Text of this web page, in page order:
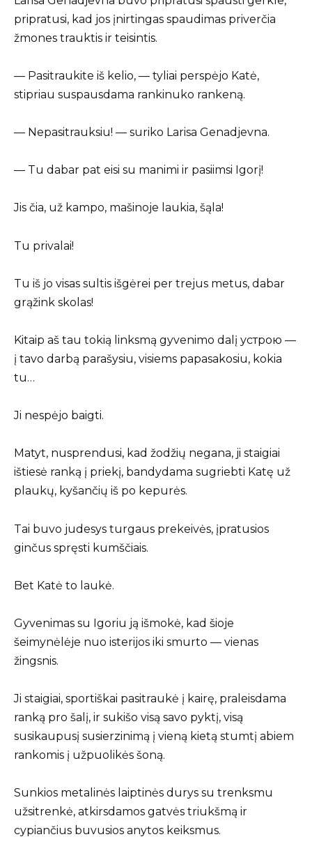
pripratusi, kad jos įnirtingas spaudimas priverčia
žmones trauktis ir teisintis.
— Pasitraukite iš kelio, — tyliai perspėjo Katė,
stipriau suspausdama rankinuko rankeną.
— Nepasitrauksiu! — suriko Larisa Genadjevna.
— Tu dabar pat eisi su manimi ir pasiimsi Igorį!
Jis čia, už kampo, mašinoje laukia, šąla!
Tu privalai!
Tu iš jo visas sultis išgėrei per trejus metus, dabar
grąžink skolas!
Kitaip aš tau tokią linksmą gyvenimo dalį устрою —
į tavo darbą parašysiu, visiems papasakosiu, kokia
tu…
Ji nespėjo baigti.
Matyt, nusprendusi, kad žodžių negana, ji staigiai
ištiesė ranką į priekį, bandydama sugriebti Katę už
plaukų, kyšančių iš po kepurės.
Tai buvo judesys turgaus prekeivės, įpratusios
ginčus spręsti kumščiais.
Bet Katė to laukė.
Gyvenimas su Igoriu ją išmokė, kad šioje
šeimynėlėje nuo isterijos iki smurto — vienas
žingsnis.
Ji staigiai, sportiškai pasitraukė į kairę, praleisdama
ranką pro šalį, ir sukišo visą savo pyktį, visą
susikaupusį susierzinimą į vieną kietą stumtį abiem
rankomis į užpuolikės šoną.
Sunkios metalinės laiptinės durys su trenksmu
užsitrenkė, atkirsdamos gatvės triukšmą ir
cypiančius buvusios anytos keiksmus.